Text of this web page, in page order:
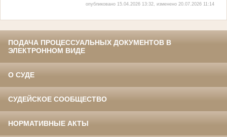
опубликовано 15.04.2026 13:32, изменено 20.07.2026 11:14
ПОДАЧА ПРОЦЕССУАЛЬНЫХ ДОКУМЕНТОВ В
ЭЛЕКТРОННОМ ВИДЕ
О СУДЕ
СУДЕЙСКОЕ СООБЩЕСТВО
НОРМАТИВНЫЕ АКТЫ